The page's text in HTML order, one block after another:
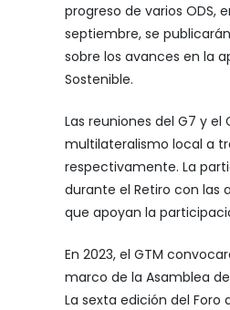
progreso de varios ODS,
septiembre, se
sobre los avances en la
Sostenible.
Las reuniones del G7 y
multilateralismo local a
respectivamente. La
durante el Retiro con las
que apoyan la
En 2023, el GTM
marco de la Asamblea
La sexta edición del Foro